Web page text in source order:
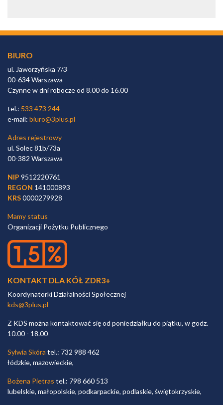
BIURO
ul. Jaworzyńska 7/3
00-634 Warszawa
Czynne w dni robocze od 8.00 do 16.00
tel.: 533 473 244
e-mail: biuro@3plus.pl
Adres rejestrowy
ul. Solec 81b/73a
00-382 Warszawa
NIP 9512220761
REGON 141000893
KRS0000279928
Mamy status
Organizacji Pożytku Publicznego
KONTAKT DLA KÓŁ ZDR3+
Koordynatorki Działalności Społecznej
kds@3plus.pl
Z KDS można kontaktować się od poniedziałku do piątku, w godz.
10.00 - 18.00
Sylwia Skóra tel.: 732 988 462
łódzkie, mazowieckie,
Bożena Pietras tel.: 798 660 513
lubelskie, małopolskie, podkarpackie, podlaskie, świętokrzyskie,